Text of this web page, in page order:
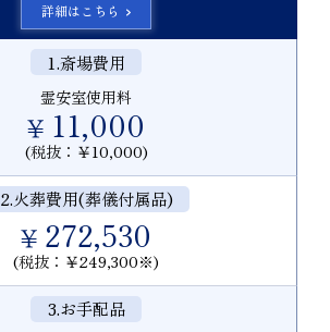
詳細はこちら
1.斎場費用
霊安室使用料
￥ 11,000
(税抜：￥10,000)
2.火葬費用(葬儀付属品)
￥ 272,530
(税抜：￥249,300※)
3.お手配品